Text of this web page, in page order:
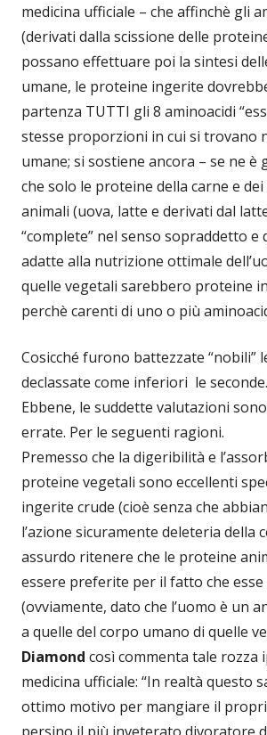
medicina ufficiale – che affinchè gli
(derivati dalla scissione delle
possano effettuare poi la sintesi
umane, le proteine ingerite
partenza TUTTI gli 8 aminoacidi
stesse proporzioni in cui si trovano
umane; si sostiene ancora – se ne è
che solo le proteine della carne e
animali (uova, latte e derivati dal
“complete” nel senso sopraddetto
adatte alla nutrizione ottimale
quelle vegetali sarebbero proteine
perchè carenti di uno o più
Cosicché furono battezzate “nobili”
declassate come inferiori le seconde.
Ebbene, le suddette valutazioni
errate. Per le seguenti ragioni.
Premesso che la digeribilità e
proteine vegetali sono eccellenti
ingerite crude (cioè senza che
l’azione sicuramente deleteria della
assurdo ritenere che le proteine
essere preferite per il fatto che esse
(ovviamente, dato che l’uomo è un
a quelle del corpo umano di quelle
Diamond così commenta tale rozza
medicina ufficiale: “In realtà questo
ottimo motivo per mangiare il
persino il più inveterato divoratore